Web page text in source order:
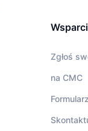
Zgłoś
na CMC